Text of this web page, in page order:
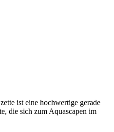
ist eine hochwertige gerade
die sich zum Aquascapen im